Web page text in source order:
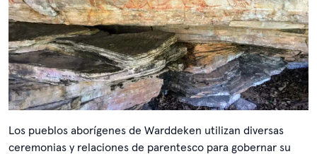
Los pueblos aborígenes de Warddeken utilizan diversas
ceremonias y relaciones de parentesco para gobernar su